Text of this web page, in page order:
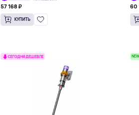
57 168 ₽
КУПИТЬ
60
СЕГОДНЯ ДЕШЕВЛЕ NEW